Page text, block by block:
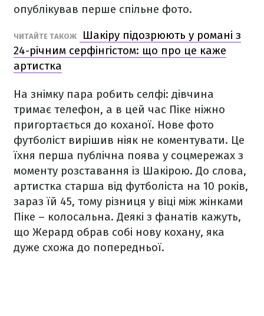
опублікував перше спільне фото.
ЧИТАЙТЕ ТАКОЖ
Шакіру підозрюють у романі з
24-річним серфінгістом: що про це каже
артистка
На знімку пара робить селфі: дівчина
тримає телефон, а в цей час Піке ніжно
пригортається до коханої. Нове фото
футболіст вирішив ніяк не коментувати. Це
їхня перша публічна поява у соцмережах з
моменту розставання із Шакірою. До слова,
артистка старша від футболіста на 10 років,
зараз їй 45, тому різниця у віці між жінками
Піке – колосальна. Деякі з фанатів кажуть,
що Жерард обрав собі нову кохану, яка
дуже схожа до попередньої.